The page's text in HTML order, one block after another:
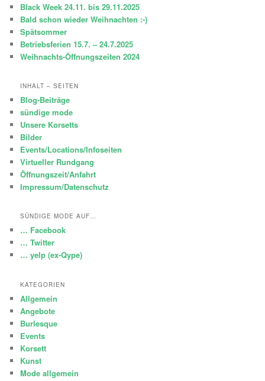
n
Black Week 24.11. bis 29.11.2025
Bald schon wieder Weihnachten :-)
Spätsommer
Betriebsferien 15.7. – 24.7.2025
Weihnachts-Öffnungszeiten 2024
INHALT – SEITEN
Blog-Beiträge
sündige mode
Unsere Korsetts
Bilder
Events/Locations/Infoseiten
Virtueller Rundgang
Öffnungszeit/Anfahrt
Impressum/Datenschutz
SÜNDIGE MODE AUF…
… Facebook
… Twitter
… yelp (ex-Qype)
KATEGORIEN
Allgemein
Angebote
Burlesque
Events
Korsett
Kunst
Mode allgemein